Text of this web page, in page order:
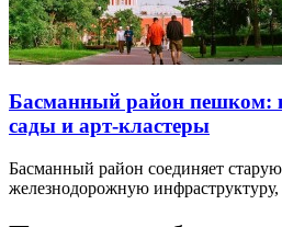
Басманный район пешком:
сады и арт-кластеры
Басманный район соединяет
железнодорожную